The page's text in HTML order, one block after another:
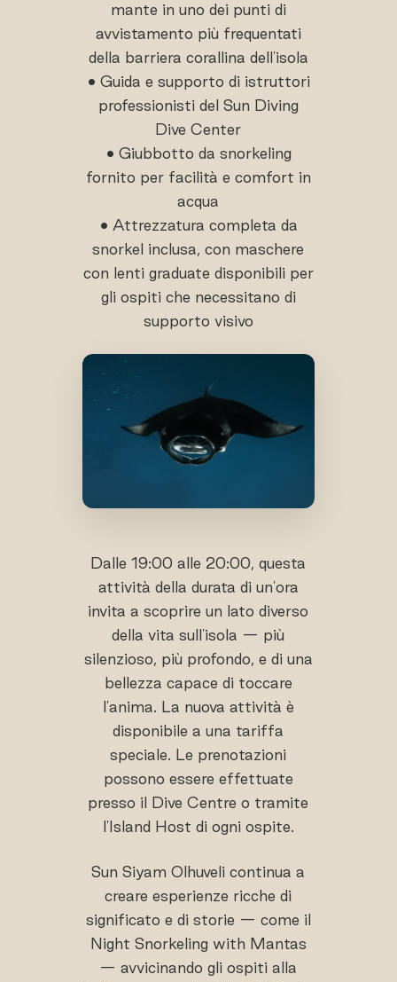
mante in uno dei punti di
avvistamento più frequentati
della barriera corallina dell'isola
• Guida e supporto di istruttori
professionisti del Sun Diving
Dive Center
• Giubbotto da snorkeling
fornito per facilità e comfort in
acqua
• Attrezzatura completa da
snorkel inclusa, con maschere
con lenti graduate disponibili per
gli ospiti che necessitano di
supporto visivo
Dalle 19:00 alle 20:00, questa
attività della durata di un'ora
invita a scoprire un lato diverso
della vita sull'isola — più
silenzioso, più profondo, e di una
bellezza capace di toccare
l'anima. La nuova attività è
disponibile a una tariffa
speciale. Le prenotazioni
possono essere effettuate
presso il Dive Centre o tramite
l'Island Host di ogni ospite.
Sun Siyam Olhuveli continua a
creare esperienze ricche di
significato e di storie — come il
Night Snorkeling with Mantas
— avvicinando gli ospiti alla